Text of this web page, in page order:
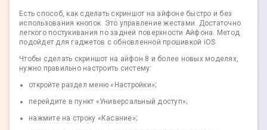
Есть способ, как сделать скриншот на айфоне быстро и без
использования кнопок. Это управление жестами. Достаточно
легкого постукивания по задней поверхности Айфона. Метод
подойдет для гаджетов с обновленной прошивкой iOS.
Чтобы сделать скриншот на айфон 8 и более новых моделях,
нужно правильно настроить систему:
откройте раздел меню «Настройки»;
перейдите в пункт «Универсальный доступ»;
нажмите на строку «Касание»;